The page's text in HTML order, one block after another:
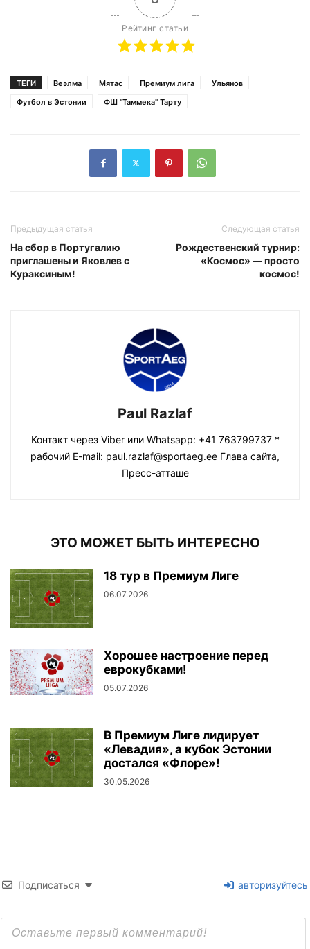
Рейтинг статьи
ТЕГИ Веэлма Мятас Премиум лига
Ульянов
Футбол в Эстонии
ФШ "Таммека" Тарту
Предыдущая статья
На сбор в Португалию
приглашены и Яковлев с
Кураксиным!
Следующая статья
Рождественский турнир:
«Космос» — просто
космос!
Paul Razlaf
Контакт через Viber или Whatsapp: +41 763799737 *
рабочий E-mail: paul.razlaf@sportaeg.ee Глава сайта,
Пресс-атташе
ЭТО МОЖЕТ БЫТЬ ИНТЕРЕСНО
18 тур в Премиум Лиге
06.07.2026
Хорошее настроение перед
еврокубками!
05.07.2026
В Премиум Лиге лидирует
«Левадия», а кубок Эстонии
достался «Флоре»!
30.05.2026
Подписаться авторизуйтесь